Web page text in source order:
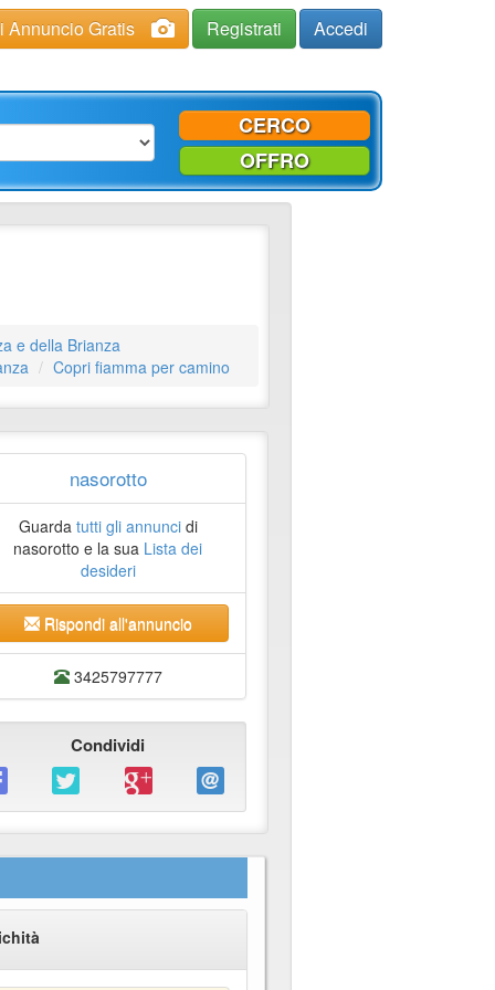
Annuncio Gratis Registrati Accedi
CERCO
OFFRO
e della Brianza
Copri fiamma per camino
nasorotto
Guarda tutti gli annuncidi
nasorotto e la sua Lista dei
desideri
Rispondi all'annuncio
3425797777
Condividi